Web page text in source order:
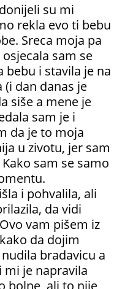
su mi
rekla evo ti bebu
Sreca moja pa
sam se
bebu i stavila je na
dan danas je
siše a mene je
sam je i
da je to moja
u zivotu, jer sam
sam se samo
i pohvalila, ali
da vidi
vam pišem iz
da dojim
bradavicu a
mi je napravila
bolne, ali to nije